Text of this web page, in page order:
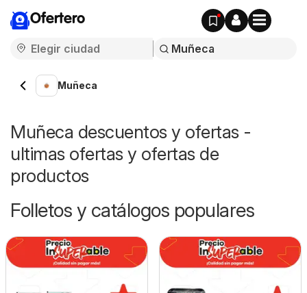
Ofertero
Muñeca
Muñeca descuentos y ofertas -
ultimas ofertas y ofertas de
productos
Folletos y catálogos populares